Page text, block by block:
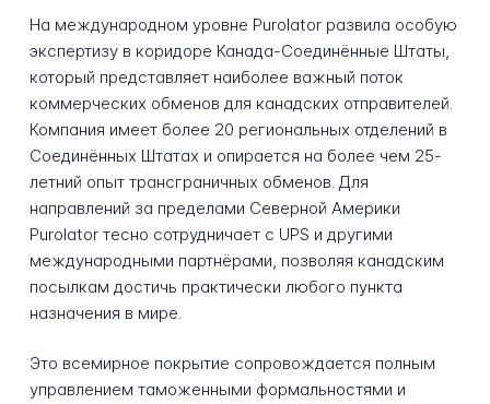
На международном уровне Purolator развила особую
экспертизу в коридоре Канада-Соединённые Штаты,
который представляет наиболее важный поток
коммерческих обменов для канадских отправителей.
Компания имеет более 20 региональных отделений в
Соединённых Штатах и опирается на более чем 25-
летний опыт трансграничных обменов. Для
направлений за пределами Северной Америки
Purolator тесно сотрудничает с UPS и другими
международными партнёрами, позволяя канадским
посылкам достичь практически любого пункта
назначения в мире.
Это всемирное покрытие сопровождается полным
управлением таможенными формальностями и